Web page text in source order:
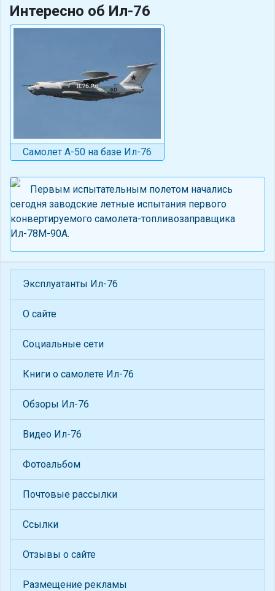
Интересно об Ил-76
Самолет А-50 на базе Ил-76
Первым испытательным полетом начались
сегодня заводские летные испытания первого
конвертируемого самолета-топливозаправщика
Ил-78М-90А.
Эксплуатанты Ил-76
О сайте
Социальные сети
Книги о самолете Ил-76
Обзоры Ил-76
Видео Ил-76
Фотоальбом
Почтовые рассылки
Ссылки
Отзывы о сайте
Размещение рекламы